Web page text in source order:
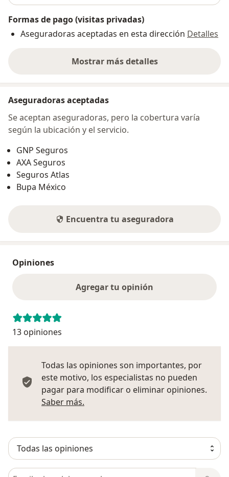
Formas de pago (visitas privadas)
Aseguradoras aceptadas en esta dirección Detalles
Mostrar más detalles
sobre la dirección
Aseguradoras aceptadas
Se aceptan aseguradoras, pero la cobertura varía
según la ubicación y el servicio.
GNP Seguros
AXA Seguros
Seguros Atlas
Bupa México
Encuentra tu aseguradora
Opiniones
Agregar tu opinión
13 opiniones
Todas las opiniones son importantes, por
este motivo, los especialistas no pueden
pagar para modificar o eliminar opiniones.
Saber más.
Busca en opiniones